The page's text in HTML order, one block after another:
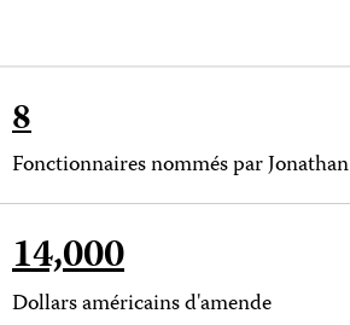
8
Fonctionnaires nommés par Jonathan
14,000
Dollars américains d'amende